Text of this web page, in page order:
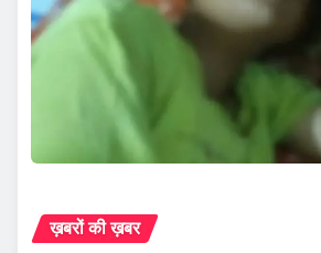
ख़बरों की ख़बर